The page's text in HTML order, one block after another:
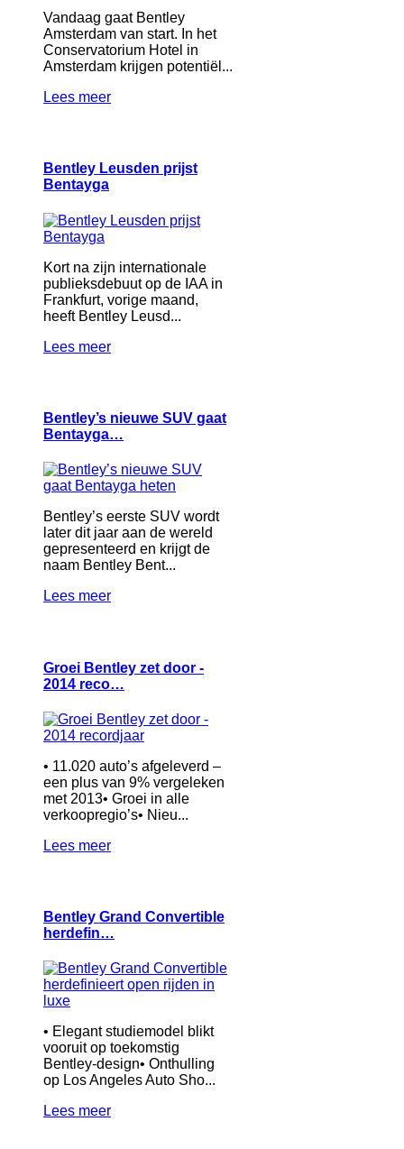
Vandaag gaat Bentley
Amsterdam van start. In het
Conservatorium Hotel in
Amsterdam krijgen potentiël...
Lees meer
Bentley Leusden prijst
Bentayga
Kort na zijn internationale
publieksdebuut op de IAA in
Frankfurt, vorige maand,
heeft Bentley Leusd...
Lees meer
Bentley’s nieuwe SUV gaat
Bentayga…
Bentley’s eerste SUV wordt
later dit jaar aan de wereld
gepresenteerd en krijgt de
naam Bentley Bent...
Lees meer
Groei Bentley zet door -
2014 reco…
• 11.020 auto’s afgeleverd –
een plus van 9% vergeleken
met 2013• Groei in alle
verkoopregio’s• Nieu...
Lees meer
Bentley Grand Convertible
herdefin…
• Elegant studiemodel blikt
vooruit op toekomstig
Bentley-design• Onthulling
op Los Angeles Auto Sho...
Lees meer